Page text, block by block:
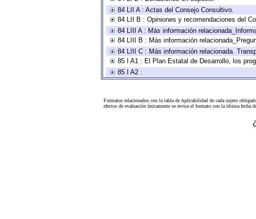
84 LII A : Actas del Consejo Consultivo.
84 LII B : Opiniones y recomendaciones del
84 LIII A : Más información
84 LIII B : Más información
84 LIII C : Más información relacionada.
85 I A1 : El Plan Estatal de Desarrollo, los
85 I A2 :
Formatos relacionados con la tabla de Aplicabilidad de cada sujeto
efectos de evaluación únicamente se revisa el formato con la última